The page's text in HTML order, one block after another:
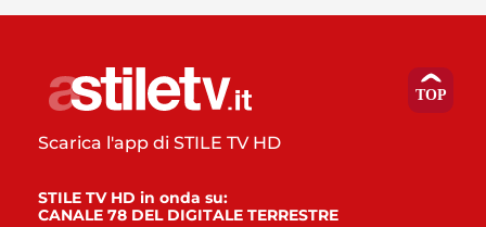
Scarica l'app di STILE TV HD
STILE TV HD in onda su:
CANALE 78 DEL DIGITALE TERRESTRE